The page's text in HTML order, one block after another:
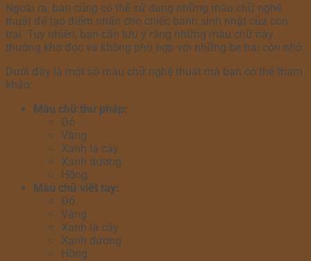
Ngoài ra, bạn cũng có thể sử dụng những màu chữ nghệ
thuật để tạo điểm nhấn cho chiếc bánh sinh nhật của con
trai. Tuy nhiên, bạn cần lưu ý rằng những màu chữ này
thường khó đọc và không phù hợp với những bé trai còn nhỏ.
Dưới đây là một số màu chữ nghệ thuật mà bạn có thể tham
khảo:
Màu chữ thư pháp:
Đỏ
Vàng
Xanh lá cây
Xanh dương
Hồng
Màu chữ viết tay:
Đỏ
Vàng
Xanh lá cây
Xanh dương
Hồng